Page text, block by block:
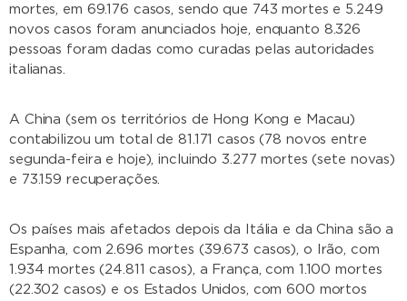
mortes, em 69.176 casos, sendo que 743 mortes e 5.249
novos casos foram anunciados hoje, enquanto 8.326
pessoas foram dadas como curadas pelas autoridades
italianas.
A China (sem os territórios de Hong Kong e Macau)
contabilizou um total de 81.171 casos (78 novos entre
segunda-feira e hoje), incluindo 3.277 mortes (sete novas)
e 73.159 recuperações.
Os países mais afetados depois da Itália e da China são a
Espanha, com 2.696 mortes (39.673 casos), o Irão, com
1.934 mortes (24.811 casos), a França, com 1.100 mortes
(22.302 casos) e os Estados Unidos, com 600 mortos